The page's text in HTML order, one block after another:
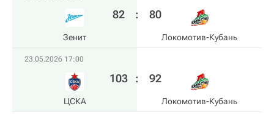
Зенит
82 : 80
Локомотив-Кубань
23.05.2026 17:00
ЦСКА
103 : 92
Локомотив-Кубань